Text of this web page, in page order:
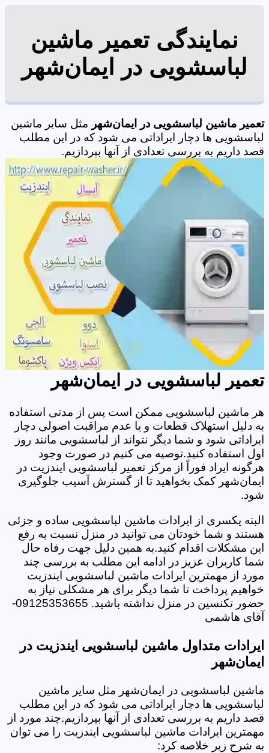
نمایندگی تعمیر ماشین
لباسشویی در ایمان‌شهر
تعمیر ماشین لباسشویی در ایمان‌شهر مثل سایر ماشین
لباسشویی ها دچار ایراداتی می شود که در این مطلب
قصد داریم به بررسی تعدادی از آنها بپردازیم.
تعمیر لباسشویی در ایمان‌شهر
هر ماشین لباسشویی ممکن است پس از مدتی استفاده
به دلیل استهلاک قطعات و یا عدم مراقبت اصولی دچار
ایراداتی شود و شما دیگر نتواند از لباسشویی مانند روز
اول استفاده کنید.توصیه می کنیم در صورت وجود
هرگونه ایراد فوراً از مرکز تعمیر لباسشویی ایندزیت در
ایمان‌شهر کمک بخواهید تا از گسترش آسیب جلوگیری
شود.
البته یکسری از ایرادات ماشین لباسشویی ساده و جزئی
هستند و شما خودتان می توانید در منزل نسبت به رفع
این مشکلات اقدام کنید.به همین دلیل جهت رفاه حال
شما کاربران عزیز در ادامه این مطلب به بررسی چند
مورد از مهمترین ایرادات ماشین لباسشویی ایندزیت
خواهیم پرداخت تا شما دیگر برای هر مشکلی نیاز به
حضور تکنسین در منزل نداشته باشید. 09125353655-
آقای هاشمی
ایرادات متداول ماشین لباسشویی ایندزیت در
ایمان‌شهر
ماشین لباسشویی در ایمان‌شهر مثل سایر ماشین
لباسشویی ها دچار ایراداتی می شود که در این مطلب
قصد داریم به بررسی تعدادی از آنها بپردازیم.چند مورد از
مهمترین ایرادات ماشین لباسشویی ایندزیت را می توان
به شرح زیر خلاصه کرد: